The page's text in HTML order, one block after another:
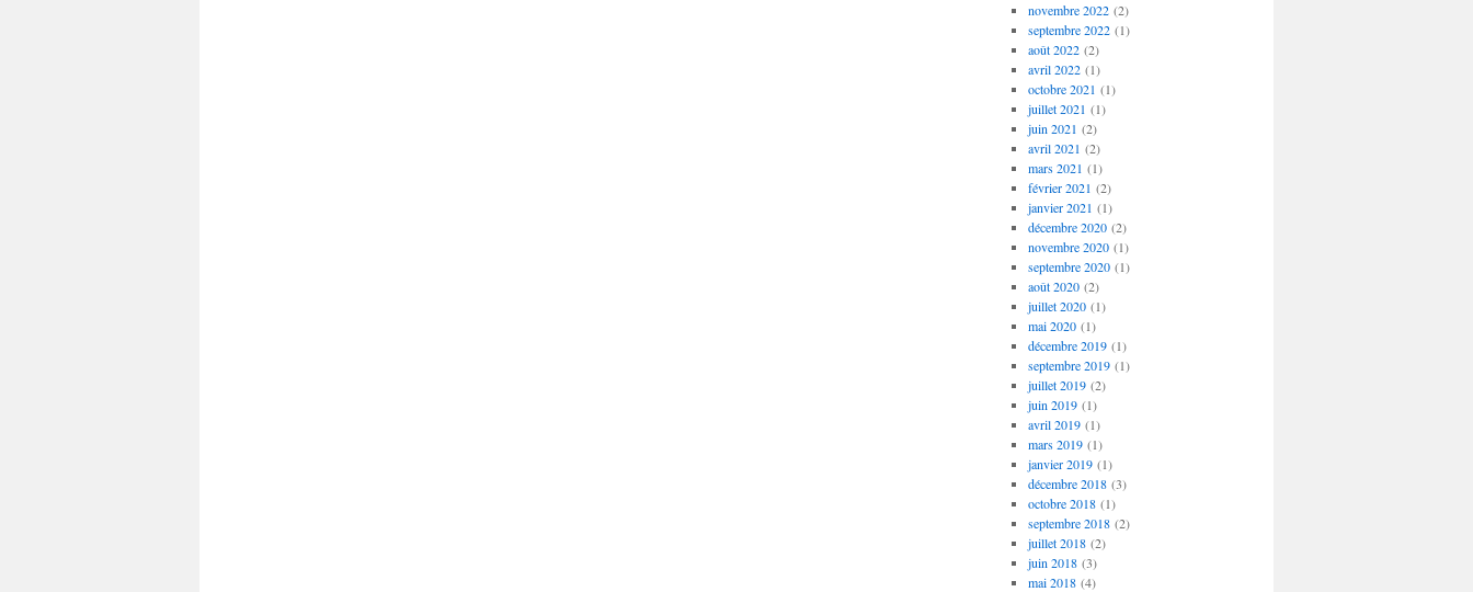
novembre 2022(2)
septembre 2022(1)
août 2022(2)
avril 2022(1)
octobre 2021 (1)
juillet 2021 (1)
juin 2021 (2)
avril 2021 (2)
mars 2021 (1)
février 2021 (2)
janvier 2021 (1)
décembre 2020(2)
novembre 2020(1)
septembre 2020(1)
août 2020(2)
juillet 2020(1)
mai 2020(1)
décembre 2019(1)
septembre 2019(1)
juillet 2019(2)
juin 2019(1)
avril 2019(1)
mars 2019(1)
janvier 2019(1)
décembre 2018(3)
octobre 2018(1)
septembre 2018(2)
juillet 2018(2)
juin 2018(3)
mai 2018(4)